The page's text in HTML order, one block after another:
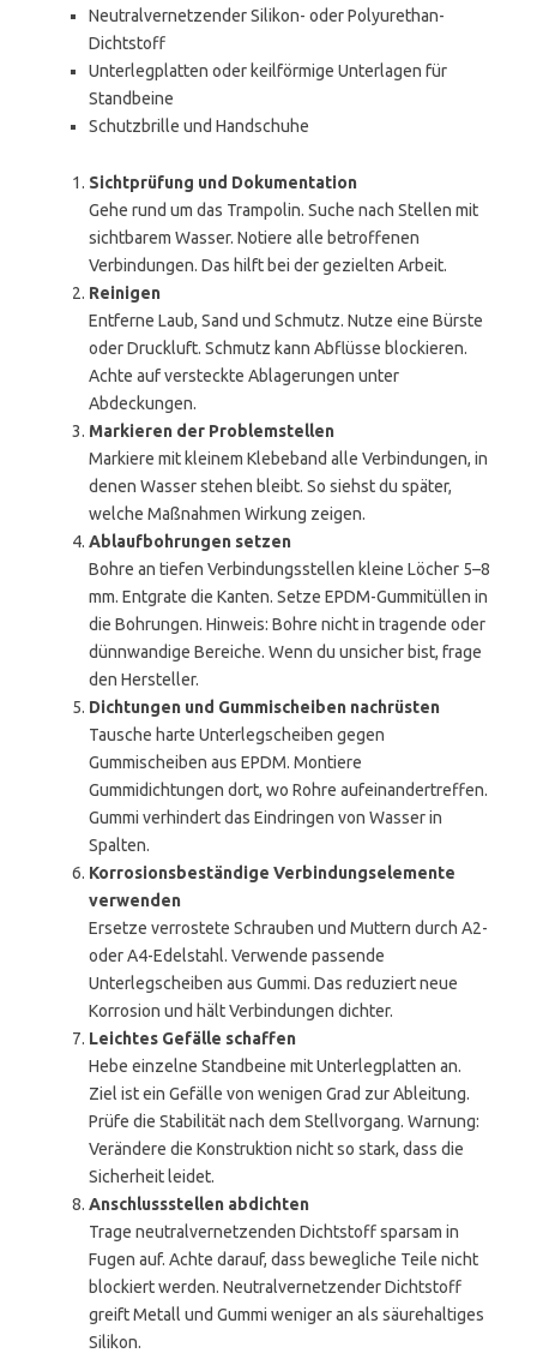
Neutralvernetzender Silikon- oder Polyurethan-
Dichtstoff
Unterlegplatten oder keilförmige Unterlagen für
Standbeine
Schutzbrille und Handschuhe
Sichtprüfung und Dokumentation
Gehe rund um das Trampolin. Suche nach Stellen mit
sichtbarem Wasser. Notiere alle betroffenen
Verbindungen. Das hilft bei der gezielten Arbeit.
Reinigen
Entferne Laub, Sand und Schmutz. Nutze eine Bürste
oder Druckluft. Schmutz kann Abflüsse blockieren.
Achte auf versteckte Ablagerungen unter
Abdeckungen.
Markieren der Problemstellen
Markiere mit kleinem Klebeband alle Verbindungen, in
denen Wasser stehen bleibt. So siehst du später,
welche Maßnahmen Wirkung zeigen.
Ablaufbohrungen setzen
Bohre an tiefen Verbindungsstellen kleine Löcher 5–8
mm. Entgrate die Kanten. Setze EPDM-Gummitüllen in
die Bohrungen. Hinweis: Bohre nicht in tragende oder
dünnwandige Bereiche. Wenn du unsicher bist, frage
den Hersteller.
Dichtungen und Gummischeiben nachrüsten
Tausche harte Unterlegscheiben gegen
Gummischeiben aus EPDM. Montiere
Gummidichtungen dort, wo Rohre aufeinandertreffen.
Gummi verhindert das Eindringen von Wasser in
Spalten.
Korrosionsbeständige Verbindungselemente
verwenden
Ersetze verrostete Schrauben und Muttern durch A2-
oder A4-Edelstahl. Verwende passende
Unterlegscheiben aus Gummi. Das reduziert neue
Korrosion und hält Verbindungen dichter.
Leichtes Gefälle schaffen
Hebe einzelne Standbeine mit Unterlegplatten an.
Ziel ist ein Gefälle von wenigen Grad zur Ableitung.
Prüfe die Stabilität nach dem Stellvorgang. Warnung:
Verändere die Konstruktion nicht so stark, dass die
Sicherheit leidet.
Anschlussstellen abdichten
Trage neutralvernetzenden Dichtstoff sparsam in
Fugen auf. Achte darauf, dass bewegliche Teile nicht
blockiert werden. Neutralvernetzender Dichtstoff
greift Metall und Gummi weniger an als säurehaltiges
Silikon.